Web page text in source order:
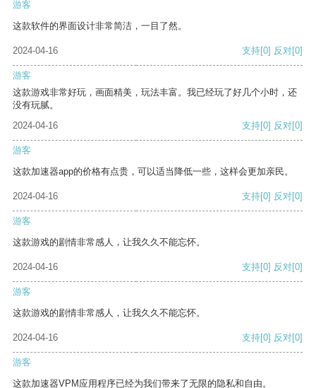
游客
这款软件的界面设计非常简洁，一目了然。
2024-04-16 支持[0] 反对[0]
游客
这款游戏非常好玩，画面精美，玩法丰富。我已经玩了好几个小时，还
没有玩腻。
2024-04-16
支持[0] 反对[0]
游客
这款加速器app的价格有点贵，可以适当降低一些，这样会更加亲民。
2024-04-16 支持[0] 反对[0]
游客
这款游戏的剧情非常感人，让我久久不能忘怀。
2024-04-16 支持[0] 反对[0]
游客
这款游戏的剧情非常感人，让我久久不能忘怀。
2024-04-16 支持[0] 反对[0]
游客
这款加速器VPM应用程序已经为我们带来了无限的隐私和自由。